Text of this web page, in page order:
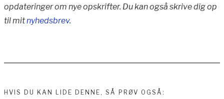
opdateringer om nye opskrifter. Du kan også skrive dig op
til mitnyhedsbrev.
HVIS DU KAN LIDE DENNE, SÅ PRØV OGSÅ: